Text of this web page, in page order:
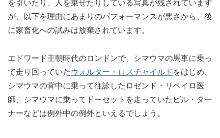
を引いたり、人を乗せたりしている写真が残されています
が、以下を理由にあまりのパフォーマンスが悪さから、後
に家畜化への試みは放棄されています。
エドワード王朝時代のロンドンで、シマウマの馬車に乗っ
て走り回っていた ウォルター・ロスチャイルド をはじめ、
シマウマの背中に乗って往診したロゼンド・リベイロ医
師、シマウマに乗ってドーセットを走っていたビル・ター
ナーなどは例外中の例外といえるでしょう。